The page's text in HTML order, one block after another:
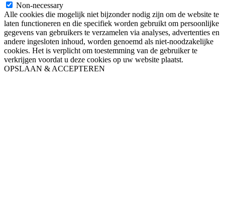
Non-necessary
Alle cookies die mogelijk niet bijzonder nodig zijn om de website te
laten functioneren en die specifiek worden gebruikt om persoonlijke
gegevens van gebruikers te verzamelen via analyses, advertenties en
andere ingesloten inhoud, worden genoemd als niet-noodzakelijke
cookies. Het is verplicht om toestemming van de gebruiker te
verkrijgen voordat u deze cookies op uw website plaatst.
OPSLAAN & ACCEPTEREN